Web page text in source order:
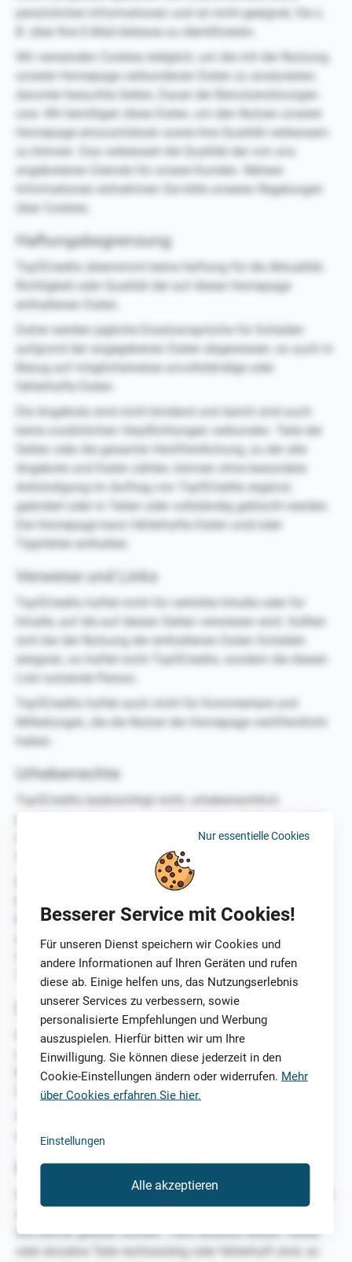
persönlichen Informationen und ist nicht geeignet, Sie z.
B. über Ihre E-Mail-Adresse zu identifizieren.
Wir verwenden Cookies lediglich, um die mit der Nutzung
unserer Homepage verbundenen Daten zu analysieren,
darunter besuchte Seiten, Dauer der Benutzersitzungen
usw. Wir benötigen diese Daten, um den Nutzen unserer
Homepage einzuschätzen sowie ihre Qualität verbessern
zu können. Das verbessert die Qualität der von uns
angebotenen Dienste für unsere Kunden. Nähere
Informationen entnehmen Sie bitte unseren Regelungen
über Cookies.
Haftungsbegrenzung
Top5Credits übernimmt keine Haftung für die Aktualität,
Richtigkeit oder Qualität der auf dieser Homepage
enthaltenen Daten.
Daher werden jegliche Ersatzansprüche für Schäden
aufgrund der angegebenen Daten abgewiesen, so auch in
Bezug auf möglicherweise unvollständige oder
fehlerhafte Daten.
Die Angebote sind nicht bindend und damit sind auch
keine zusätzlichen Verpflichtungen verbunden. Teile der
Seiten oder die gesamte Veröffentlichung, zu der alle
Angebote und Daten zählen, können ohne besondere
Ankündigung im Auftrag von Top5Credits ergänzt,
geändert oder in Teilen oder vollständig gelöscht werden.
Die Homepage kann fehlerhafte Daten und/oder
Tippfehler enthalten.
Verweise und Links
Top5Credits haftet nicht für verlinkte Inhalte oder für
Inhalte, auf die auf diesen Seiten verwiesen wird. Sollten
sich bei der Nutzung der enthaltenen Daten Schäden
ereignen, so haftet nicht Top5Credits, sondern die diesen
Link nutzende Person.
Top5Credits haftet auch nicht für Kommentare und
Mitteilungen, die die Nutzer der Homepage veröffentlicht
haben.
Urheberrechte
Top5Credits beabsichtigt nicht, urheberrechtlich
möglich ist, wird Top5Credits über eine solche
Veröffentlichung informieren.
Die Urheberrechte an jeglichem erstellten Material liegen
Bilder, Diagramme, Ton oder Texte sowie die Nutzung in
anderen elektronischen oder gedruckten
Veröffentlichungen sind ohne die Zustimmung von
Top5Credits nicht erlaubt.
Datenschutzpraxis
Ist die Möglichkeit zur Bereitstellung personenbezogener
oder von Unternehmensdaten gegeben (z. B. bei
Beantragung eines Darlehens), so werden diese Daten
freiwillig zur Verfügung gestellt.
angezeigt.
Rechtliche Gültigkeit dieses Verbots
Dieses Verbot und die Haftungsausschlusserklärung sind
Sie hierher geleitet wurden. Falls Absätze dieses Textes
oder einzelne Teile rechtswidrig oder fehlerhaft sind, so
Nur essentielle Cookies
Besserer Service mit Cookies!
Für unseren Dienst speichern wir Cookies und
andere Informationen auf Ihren Geräten und rufen
diese ab. Einige helfen uns, das Nutzungserlebnis
unserer Services zu verbessern, sowie
personalisierte Empfehlungen und Werbung
auszuspielen. Hierfür bitten wir um Ihre
Einwilligung. Sie können diese jederzeit in den
Cookie-Einstellungen ändern oder widerrufen. Mehr
über Cookies erfahren Sie hier.
Einstellungen
Alle akzeptieren